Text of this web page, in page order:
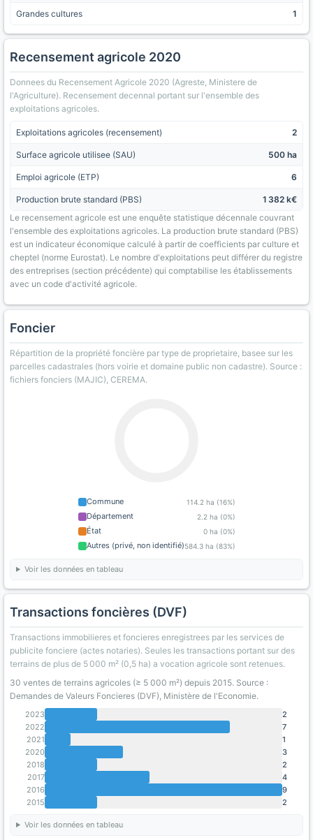
Grandes cultures 1
Recensement agricole 2020
Donnees du Recensement Agricole 2020 (Agreste, Ministere de
l'Agriculture). Recensement decennal portant sur l'ensemble des
exploitations agricoles.
Exploitations agricoles (recensement) 2
Surface agricole utilisee (SAU) 500 ha
Emploi agricole (ETP) 6
Production brute standard (PBS)
1 382 k€
Le recensement agricole est une enquête statistique décennale couvrant
l'ensemble des exploitations agricoles. La production brute standard (PBS)
est un indicateur économique calculé à partir de coefficients par culture et
cheptel (norme Eurostat). Le nombre d'exploitations peut différer du registre
des entreprises (section précédente) qui comptabilise les établissements
avec un code d'activité agricole.
Foncier
Répartition de la propriété foncière par type de proprietaire, basee sur les
parcelles cadastrales (hors voirie et domaine public non cadastre). Source :
fichiers fonciers (MAJIC), CEREMA.
Commune 114.2 ha (16%)
Département 2.2 ha (0%)
État 0 ha (0%)
Autres (privé, non identifié)584.3 ha (83%)
Voir les données en tableau
Transactions foncières (DVF)
Transactions immobilieres et foncieres enregistrees par les services de
publicite fonciere (actes notaries). Seules les transactions portant sur des
terrains de plus de 5 000 m² (0,5 ha) a vocation agricole sont retenues.
30 ventes de terrains agricoles (≥ 5 000 m²) depuis 2015. Source :
Demandes de Valeurs Foncieres (DVF), Ministère de l'Economie.
2023
2
2022
7
2021
1
2020
3
2018
2
2017
4
2016
9
2015
2
Voir les données en tableau